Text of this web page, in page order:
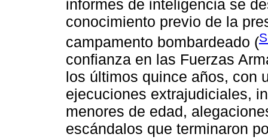
informes de inteligencia se
conocimiento previo de la
campamento bombardeado (
confianza en las Fuerzas
los últimos quince años, con
ejecuciones extrajudiciales,
menores de edad,
escándalos que terminaron